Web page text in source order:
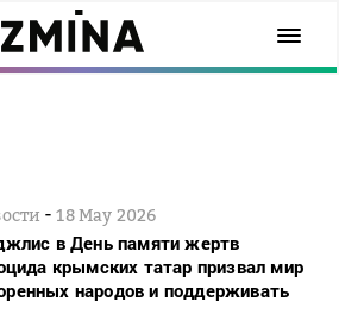
-18 May 2026
в День памяти жертв
крымских татар призвал мир
народов и поддерживать